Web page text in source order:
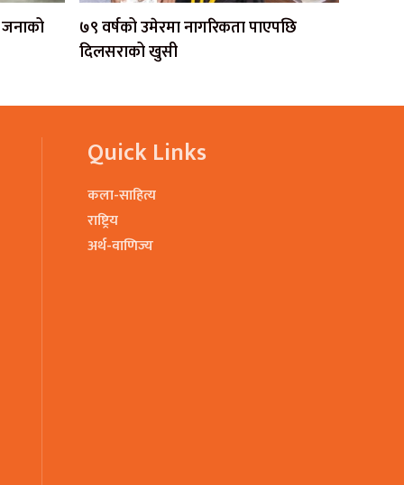
७९ वर्षको उमेरमा नागरिकता पाएपछि
दिलसराको खुसी
Quick Links
कला-साहित्य
राष्ट्रिय
अर्थ-वाणिज्य